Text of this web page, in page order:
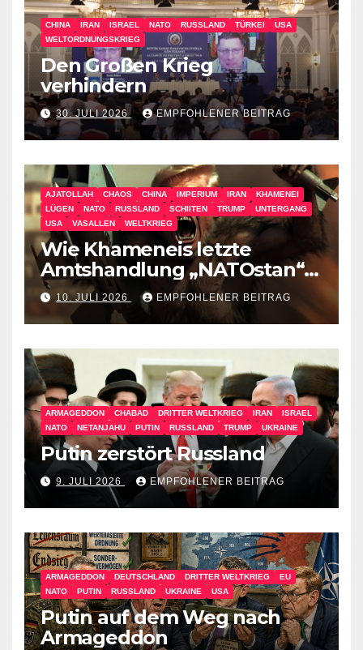
CHINA IRAN ISRAEL NATO RUSSLAND TÜRKEI
USA
WELTORDNUNGSKRIEG
Den Großen Krieg
verhindern
30. JULI 2026 EMPFOHLENER BEITRAG
AJATOLLAH CHAOS CHINA IMPERIUM IRAN
KHAMENEI
LÜGEN
NATO RUSSLAND SCHIITEN TRUMP
UNTERGANG
USA
VASALLEN WELTKRIEG
Wie Khameneis letzte
Amtshandlung „NATOstan“
besiegt
10. JULI 2026 EMPFOHLENER BEITRAG
ARMAGEDDON CHABAD DRITTER WELTKRIEG IRAN
ISRAEL
NATO
NETANJAHU PUTIN RUSSLAND TRUMP UKRAINE
Putin zerstört Russland
9. JULI 2026 EMPFOHLENER BEITRAG
ARMAGEDDON DEUTSCHLAND DRITTER WELTKRIEG
EU
NATO
PUTIN RUSSLAND UKRAINE USA
Putin auf dem Weg nach
Armageddon